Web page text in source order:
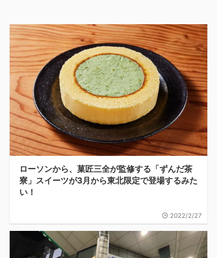
ローソンから、菓匠三全が監修する「ずんだ茶
寮」スイーツが3月から東北限定で登場するみた
い！
2022/2/27